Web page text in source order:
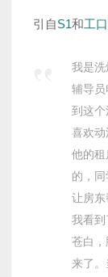
引自S1和工
我是洗
辅导
到这
喜欢动
他的
的，
让房东
我看
苍白
来了